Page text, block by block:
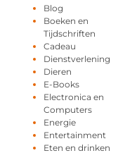
Blog
Boeken en
Tijdschriften
Cadeau
Dienstverlening
Dieren
E-Books
Electronica en
Computers
Energie
Entertainment
Eten en drinken